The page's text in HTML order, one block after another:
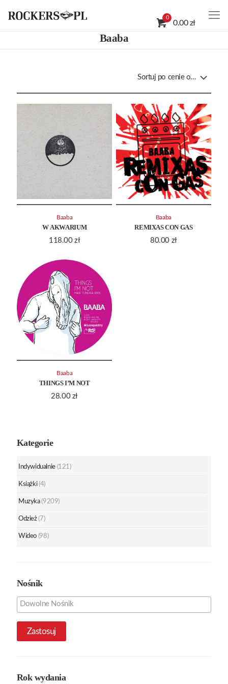
0
0.00 zł
Baaba
W AKWARIUM
118.00 zł
Baaba
REMIXAS CON GAS
80.00 zł
Baaba
THINGS I’M NOT
28.00 zł
Baaba
Kategorie
Indywidualnie (121)
Książki (4)
Muzyka (9209)
Odzież (7)
Wideo (98)
Nośnik
Zastosuj
Rok wydania